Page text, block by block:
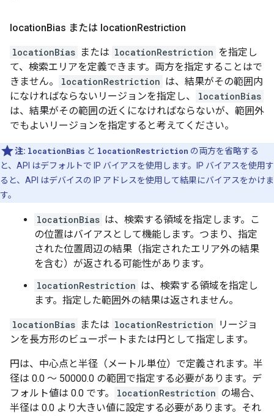
locationBias または locationRestriction
locationBias または locationRestriction を指定し
て、検索エリアを定義できます。両方を指定することはで
きません。
locationRestriction は、結果がその範囲内
になければならないリージョンを指定し、
locationBias
は、結果がその範囲の近くになければならないが、範囲外
でもよいリージョンを指定すると考えてください。
注: locationBias と locationRestriction の両方を省略する
と、API はデフォルトで IP バイアスを使用します。IP バイアスを使用す
ると、API はデバイスの IP アドレスを使用して結果にバイアスをかけま
す。
locationBias は、検索する領域を指定します。こ
の位置はバイアスとして機能します。つまり、指定
された位置周辺の結果（指定されたエリア外の結果
を含む）が返される可能性があります。
locationRestriction は、検索する領域を指定し
ます。指定した範囲外の結果は返されません。
locationBias または locationRestriction
リージョ
ンを長方形のビューポートまたは円として指定します。
円は、中心点と半径（メートル単位）で定義されます。半
径は 0.0 ～ 50000.0 の範囲で指定する必要があります。デ
フォルト値は 0.0 です。
locationRestriction の場合、
半径は 0.0 より大きい値に設定する必要があります。それ